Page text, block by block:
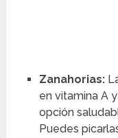
Zanahorias:
en vitamina A
opción
Puedes